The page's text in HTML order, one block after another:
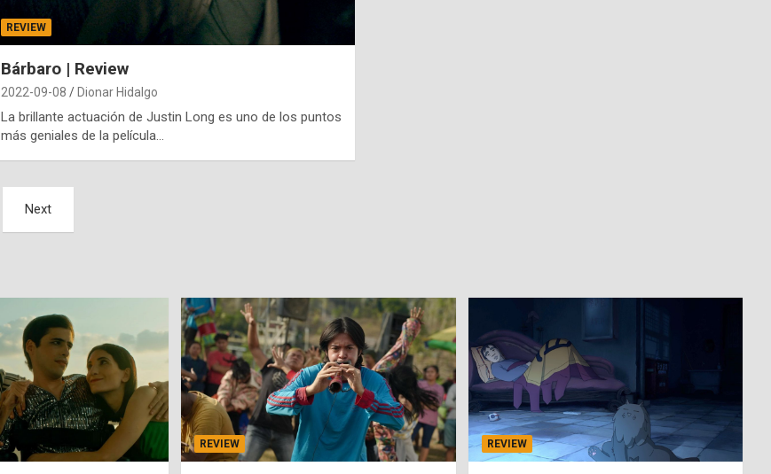
REVIEW
Bárbaro | Review
2022-09-08 Dionar Hidalgo
La brillante actuación de Justin Long es uno de los puntos
más geniales de la película…
Next
REVIEW REVIEW